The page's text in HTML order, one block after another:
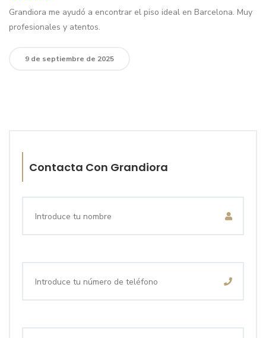
Grandiora me ayudó a encontrar el piso ideal en Barcelona. Muy
profesionales y atentos.
9 de septiembre de 2025
Contacta Con Grandiora